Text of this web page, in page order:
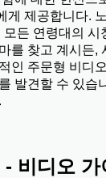
게 제공합니다.
든 연령대의
를 찾고 계시든
인 주문형 비디
발견할 수 있
비디오 가